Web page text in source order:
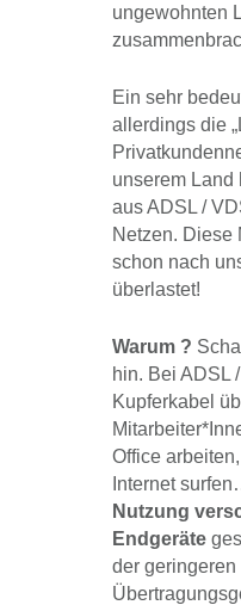
ungewohnten
Ein sehr
allerdings die
unserem Land
aus ADSL /
Netzen. Diese
schon nach
überlastet!
Warum ?
hin. Bei ADSL
Kupferkabel
Office
Internet
Nutzung
Endgeräte
der geringeren